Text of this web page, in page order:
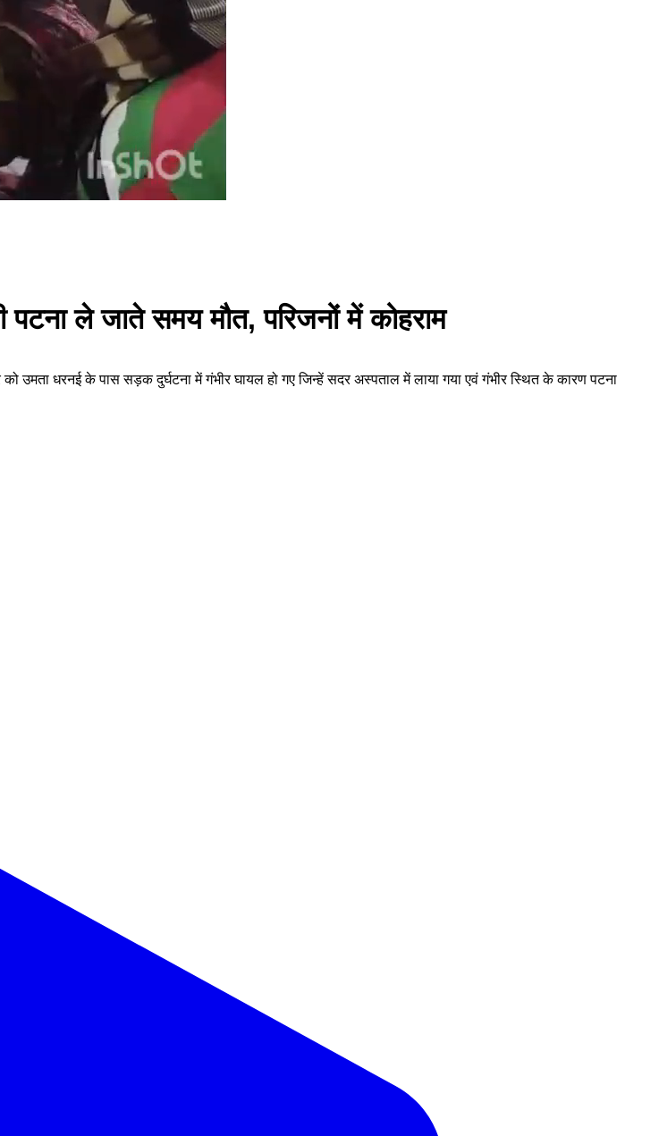
ले जाते समय मौत, परिजनों में कोहराम
उमता धरनई के पास सड़क दुर्घटना में गंभीर घायल हो गए जिन्हें सदर अस्पताल में लाया गया एवं गंभीर स्थित के कारण पटना